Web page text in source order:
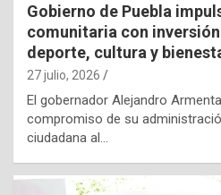
Gobierno de Puebla
comunitaria con
deporte, cultura y
27 julio, 2026
El gobernador Alejandro
compromiso de su
ciudadana al…